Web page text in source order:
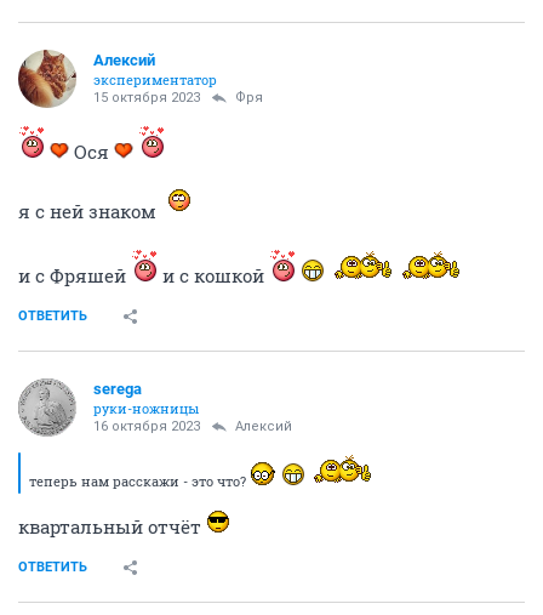
Алексий
экспериментатор
15 октября 2023 Фря
Ося
я с ней знаком
и с Фряшей и с кошкой
ОТВЕТИТЬ
serega
руки-ножницы
16 октября 2023 Алексий
теперь нам расскажи - это что?
квартальный отчёт
ОТВЕТИТЬ